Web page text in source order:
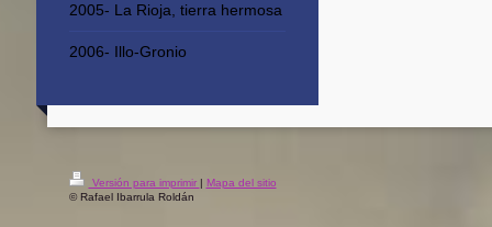
2005- La Rioja, tierra hermosa
2006- Illo-Gronio
Versión para imprimir
Mapa del sitio
© Rafael Ibarrula Roldán